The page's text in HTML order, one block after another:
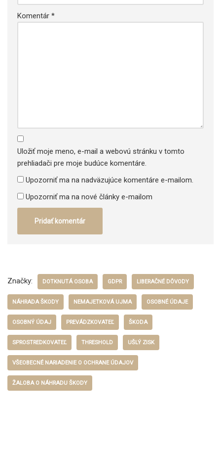
Komentár *
Uložiť moje meno, e-mail a webovú stránku v tomto
prehliadači pre moje budúce komentáre.
Upozorniť ma na nadväzujúce komentáre e-mailom.
Upozorniť ma na nové články e-mailom
Značky: DOTKNUTÁ OSOBA GDPR LIBERAČNÉ DÔVODY
NÁHRADA ŠKODY NEMAJETKOVÁ UJMA OSOBNÉ ÚDAJE
OSOBNÝ ÚDAJ PREVÁDZKOVATEĽ ŠKODA
SPROSTREDKOVATEĽ THRESHOLD UŠLÝ ZISK
VŠEOBECNÉ NARIADENIE O OCHRANE ÚDAJOV
ŽALOBA O NÁHRADU ŠKODY